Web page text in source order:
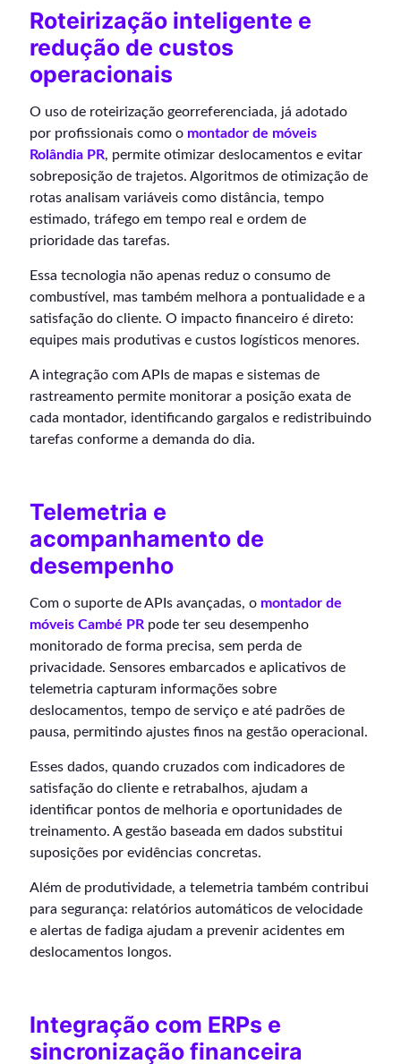
Roteirização inteligente e
redução de custos
operacionais
O uso de roteirização georreferenciada, já adotado
por profissionais como o montador de móveis
Rolândia PR, permite otimizar deslocamentos e evitar
sobreposição de trajetos. Algoritmos de otimização de
rotas analisam variáveis como distância, tempo
estimado, tráfego em tempo real e ordem de
prioridade das tarefas.
Essa tecnologia não apenas reduz o consumo de
combustível, mas também melhora a pontualidade e a
satisfação do cliente. O impacto financeiro é direto:
equipes mais produtivas e custos logísticos menores.
A integração com APIs de mapas e sistemas de
rastreamento permite monitorar a posição exata de
cada montador, identificando gargalos e redistribuindo
tarefas conforme a demanda do dia.
Telemetria e
acompanhamento de
desempenho
Com o suporte de APIs avançadas, o montador de
móveis Cambé PR pode ter seu desempenho
monitorado de forma precisa, sem perda de
privacidade. Sensores embarcados e aplicativos de
telemetria capturam informações sobre
deslocamentos, tempo de serviço e até padrões de
pausa, permitindo ajustes finos na gestão operacional.
Esses dados, quando cruzados com indicadores de
satisfação do cliente e retrabalhos, ajudam a
identificar pontos de melhoria e oportunidades de
treinamento. A gestão baseada em dados substitui
suposições por evidências concretas.
Além de produtividade, a telemetria também contribui
para segurança: relatórios automáticos de velocidade
e alertas de fadiga ajudam a prevenir acidentes em
deslocamentos longos.
Integração com ERPs e
sincronização financeira